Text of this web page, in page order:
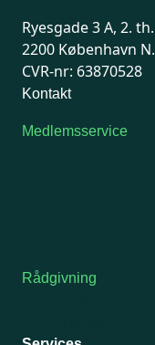
Ryesgade 3 A, 2. th.
2200 København N.
CVR-nr: 63870528
Kontakt
Medlemsservice
Rådgivning